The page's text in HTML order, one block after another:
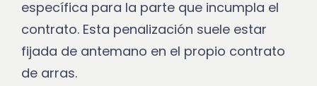
específica para la parte que incumpla el
contrato. Esta penalización suele estar
fijada de antemano en el propio contrato
de arras.